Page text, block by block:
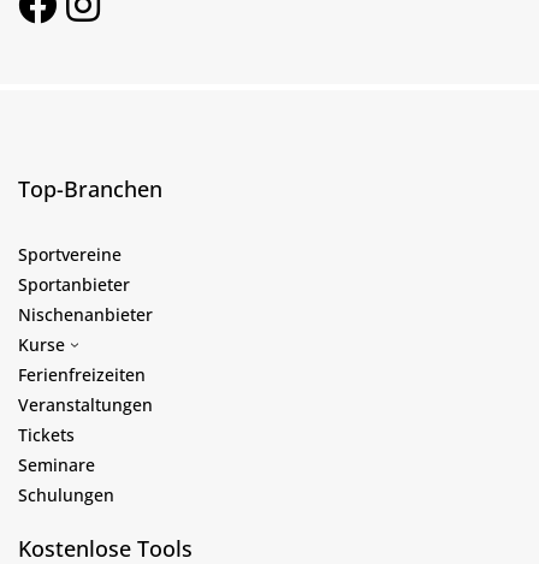
Top-Branchen
Sportvereine
Sportanbieter
Nischenanbieter
Kurse
Ferienfreizeiten
Veranstaltungen
Tickets
Seminare
Schulungen
Kostenlose Tools